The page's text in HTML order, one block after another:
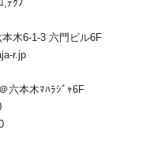
,ﾃｸﾉ
木6-1-3 六門ビル6F
r.jp
六本木ﾏﾊﾗｼﾞｬ6F